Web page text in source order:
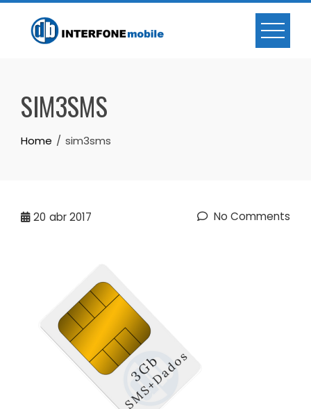
SIM3SMS
Home sim3sms
20 abr 2017 No Comments